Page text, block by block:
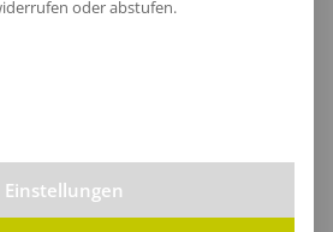
oder abstufen.
der Service-Gruppen, für die eine
Einstellungen